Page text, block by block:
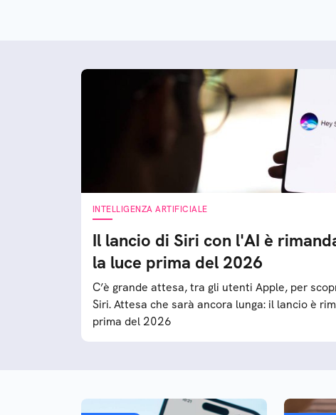
INTELLIGENZA ARTIFICIALE
Il lancio di Siri con l'AI è
la luce prima del 2026
C’è grande attesa, tra gli utenti Apple, per
Siri. Attesa che sarà ancora lunga: il lancio è
prima del 2026